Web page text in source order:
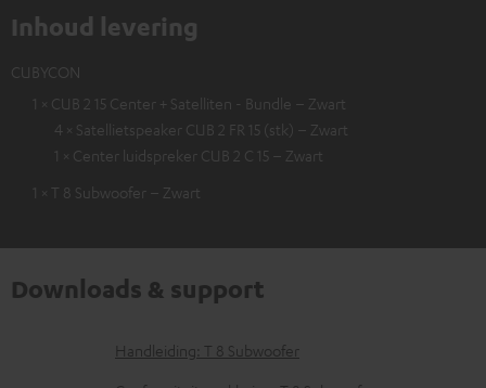
Inhoud levering
CUBYCON
1 × CUB 2 15 Center + Satelliten - Bundle – Zwart
4 × Satellietspeaker CUB 2 FR 15 (stk) – Zwart
1 × Center luidspreker CUB 2 C 15 – Zwart
1 × T 8 Subwoofer – Zwart
Downloads & support
D
Handleiding: T 8 Subwoofer